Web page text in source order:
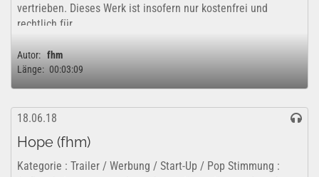
vertrieben. Dieses Werk ist insofern nur kostenfrei und
rechtlich für...
Autor: fhm
Länge: 00:03:09
18.06.18
Hope (fhm)
Kategorie : Trailer / Werbung / Start-Up / Pop Stimmung :